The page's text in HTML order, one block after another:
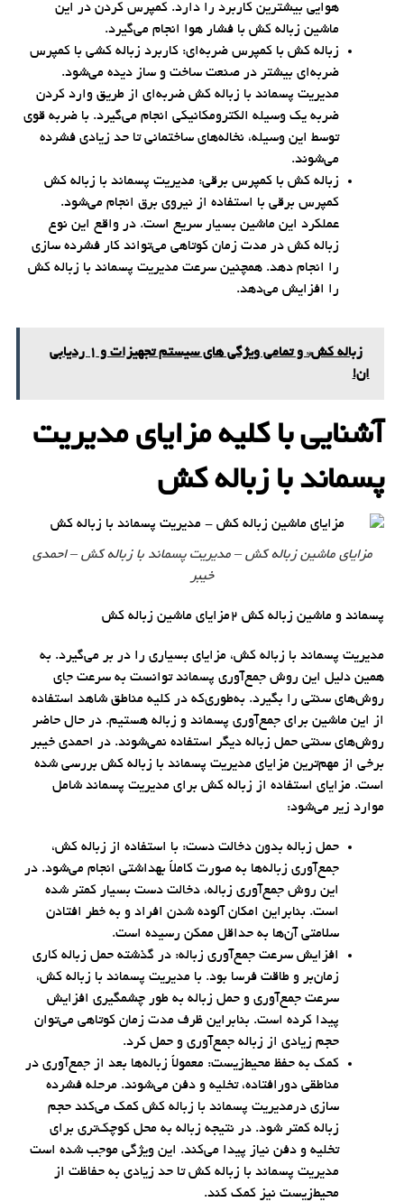
هوایی بیشترین کاربرد را دارد. کمپرس کردن در این
ماشین زباله کش با فشار هوا انجام می‌گیرد.
زباله کش با کمپرس ضربه‌ای: کاربرد زباله کشی با کمپرس
ضربه‌ای بیشتر در صنعت ساخت و ساز دیده می‌شود.
مدیریت پسماند با زباله کش ضربه‌ای از طریق وارد کردن
ضربه یک وسیله الکترومکانیکی انجام می‌گیرد. با ضربه قوی
توسط این وسیله، نخاله‌های ساختمانی تا حد زیادی فشرده
می‌شوند.
زباله کش با کمپرس برقی: مدیریت پسماند با زباله کش
کمپرس برقی با استفاده از نیروی برق انجام می‌شود.
عملکرد این ماشین بسیار سریع است. در واقع این نوع
زباله کش در مدت زمان کوتاهی می‌تواند کار فشرده سازی
را انجام دهد. همچنین سرعت مدیریت پسماند با زباله کش
را افزایش می‌دهد.
زباله کش* و تمامی ویژگی های سیستم تجهیزات و 1 ردیابی
ان!
آشنایی با کلیه مزایای مدیریت
پسماند با زباله کش
مزایای ماشین زباله کش – مدیریت پسماند با زباله کش – احمدی
خیبر
پسماند و ماشین زباله کش 2مزایای ماشین زباله کش
مدیریت پسماند با زباله کش، مزایای بسیاری را در بر می‌گیرد. به
همین دلیل این روش جمع‌آوری پسماند توانست به سرعت جای
روش‌های سنتی را بگیرد. به‌طوری‌که در کلیه مناطق شاهد استفاده
از این ماشین برای جمع‌آوری پسماند و زباله هستیم. در حال حاضر
روش‌های سنتی حمل زباله دیگر استفاده نمی‌شوند. در احمدی خیبر
برخی از مهم‌ترین مزایای مدیریت پسماند با زباله کش بررسی شده
است. مزایای استفاده از زباله کش برای مدیریت پسماند شامل
موارد زیر می‌شود:
حمل زباله بدون دخالت دست: با استفاده از زباله کش،
جمع‌آوری زباله‌ها به صورت کاملاً بهداشتی انجام می‌شود. در
این روش جمع‌آوری زباله، دخالت دست بسیار کمتر شده
است. بنابراین امکان آلوده شدن افراد و به خطر افتادن
سلامتی آن‌ها به حداقل ممکن رسیده است.
افزایش سرعت جمع‌آوری زباله: در گذشته حمل زباله کاری
زمان‌بر و طاقت فرسا بود. با مدیریت پسماند با زباله کش،
سرعت جمع‌آوری و حمل زباله به طور چشمگیری افزایش
پیدا کرده است. بنابراین ظرف مدت زمان کوتاهی می‌توان
حجم زیادی از زباله جمع‌آوری و حمل کرد.
کمک به حفظ محیط‌زیست: معمولاً زباله‌ها بعد از جمع‌آوری در
مناطقی دورافتاده، تخلیه و دفن می‌شوند. مرحله فشرده
سازی درمدیریت پسماند با زباله کش کمک می‌کند حجم
زباله کمتر شود. در نتیجه زباله به محل کوچک‌تری برای
تخلیه و دفن نیاز پیدا می‌کند. این ویژگی موجب شده است
مدیریت پسماند با زباله کش تا حد زیادی به حفاظت از
محیط‌زیست نیز کمک کند.